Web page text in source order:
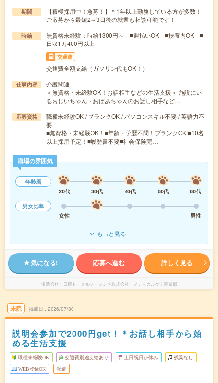
期間
【積極採用中！急募！】＊1年以上勤務している方が多数！
ご応募から最短2～3日後の就業も相談可能です！
時給
無資格未経験：時給1300円～ ■週払いOK ■扶養内OK ■
日収1万400円以上
交通費
交通費全額支給（ガソリン代もOK！）
仕事内容
介護関連
＜無資格・未経験OK！お話相手などの生活支援＞ 施設にい
るおじいちゃん・おばあちゃんのお話し相手など…
応募資格
職種未経験OK / ブランクOK / パソコンスキル不要 / 英語力不
要
■無資格・未経験OK！■年齢・学歴不問！ブランクOK!■10名
以上採用予定！■履歴書不要■社会保険完…
職場の雰囲気
年齢層
20代
30代 40代 50代
60代
男女比率
女性
男性
もっと見る
気になる! 応募へ進む 詳しく見る
派遣会社 日研トータルソーシング株式会社 メディカルケア事業部
未読 掲載日 2026/07/30
説明会参加で2000円get！＊お話し相手から始
める生活支援
職種未経験OK 交通費別途支給あり 土日祝日が休み 残業なし
WEB登録OK 派遣